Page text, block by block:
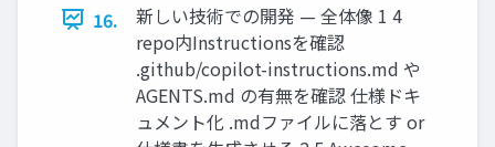
16.
新しい技術での開発 — 全体像 1 4
repo内Instructionsを確認
.github/copilot-instructions.md や
AGENTS.md の有無を確認 仕様ドキ
ュメント化 .mdファイルに落とす or